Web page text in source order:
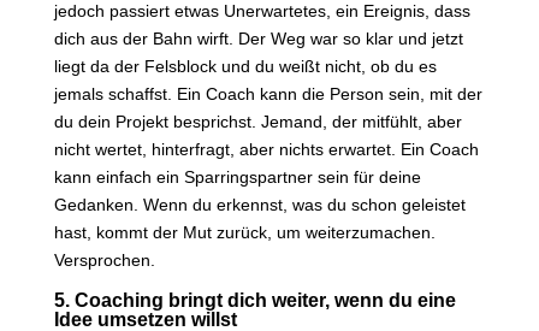
jedoch passiert etwas Unerwartetes, ein Ereignis, dass
dich aus der Bahn wirft. Der Weg war so klar und jetzt
liegt da der Felsblock und du weißt nicht, ob du es
jemals schaffst. Ein Coach kann die Person sein, mit der
du dein Projekt besprichst. Jemand, der mitfühlt, aber
nicht wertet, hinterfragt, aber nichts erwartet. Ein Coach
kann einfach ein Sparringspartner sein für deine
Gedanken. Wenn du erkennst, was du schon geleistet
hast, kommt der Mut zurück, um weiterzumachen.
Versprochen.
5. Coaching bringt dich weiter, wenn du eine
Idee umsetzen willst